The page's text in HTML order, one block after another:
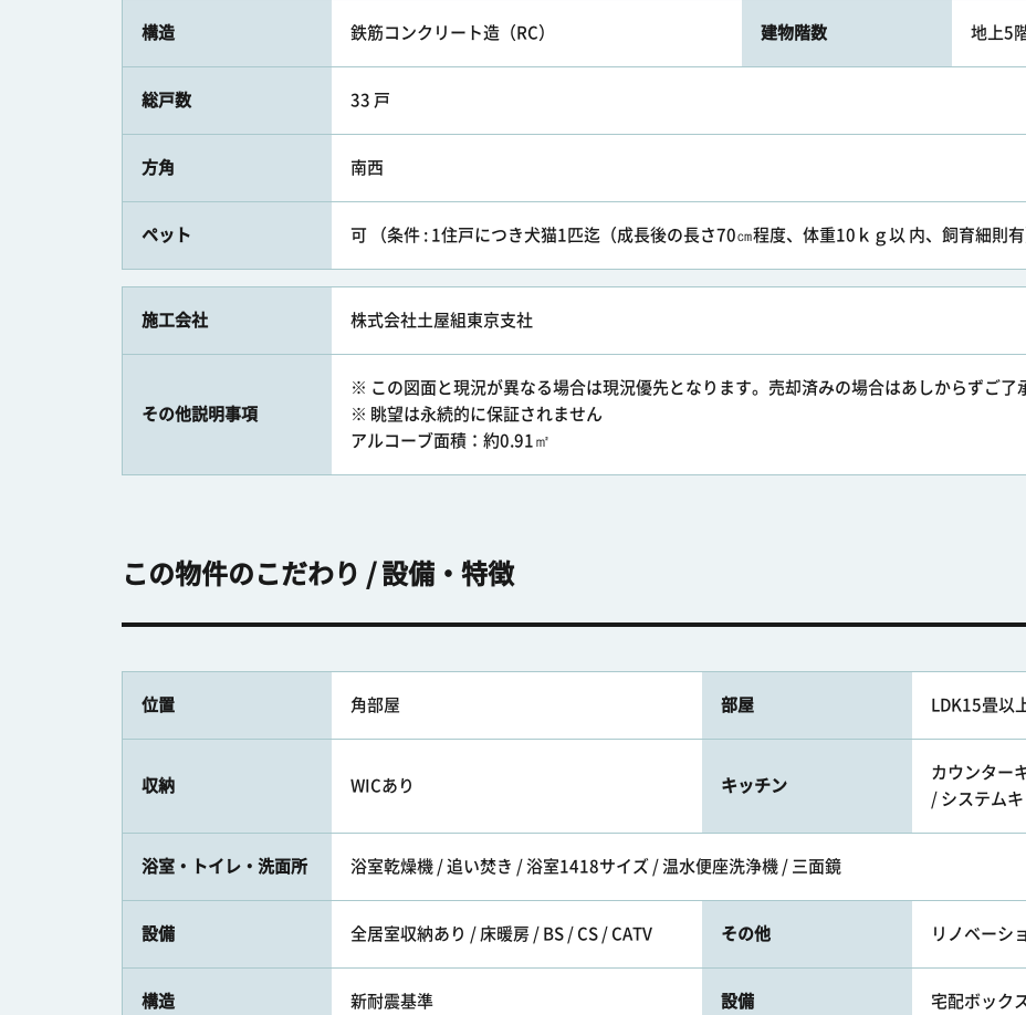
構造 鉄筋コンクリート造（RC） 建物階数 地上5
総戸数 33 戸
方角 南西
ペット 可 （条件 : 1住戸につき犬猫1匹迄（成長後の長さ70㎝程度、体重10ｋｇ以 内、飼育細則有
施工会社 株式会社土屋組東京支社
その他説明事項
※ この図面と現況が異なる場合は現況優先となります。売却済みの場合はあしからずご
※ 眺望は永続的に保証されません
アルコーブ面積：約0.91㎡
この物件のこだわり / 設備・特徴
位置 角部屋 部屋 LDK15畳以
収納 WICあり キッチン
カウンター
/ システム
浴室・トイレ・洗面所 浴室乾燥機 / 追い焚き / 浴室1418サイズ / 温水便座洗浄機 / 三面鏡
設備 全居室収納あり / 床暖房 / BS / CS / CATV その他 リノベーシ
構造 新耐震基準 設備 宅配ボック